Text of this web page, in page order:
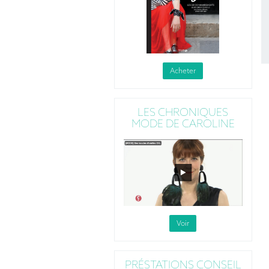
Acheter
LES CHRONIQUES
MODE DE CAROLINE
Voir
PRÉSTATIONS CONSEIL